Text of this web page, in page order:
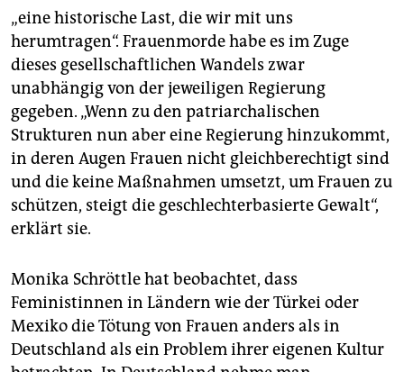
„eine historische Last, die wir mit uns
herumtragen“. Frauenmorde habe es im Zuge
dieses gesellschaftlichen Wandels zwar
unabhängig von der jeweiligen Regierung
gegeben. „Wenn zu den patriarchalischen
Strukturen nun aber eine Regierung hinzukommt,
in deren Augen Frauen nicht gleichberechtigt sind
und die keine Maßnahmen umsetzt, um Frauen zu
schützen, steigt die geschlechterbasierte Gewalt“,
erklärt sie.
Monika Schröttle hat beobachtet, dass
Feministinnen in Ländern wie der Türkei oder
Mexiko die Tötung von Frauen anders als in
Deutschland als ein Problem ihrer eigenen Kultur